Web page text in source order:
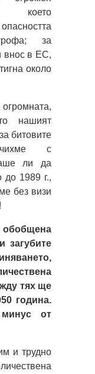
което
за
внос в ЕС,
около
нашият
битовите
с
ли да
до 1989 г.,
без визи
обобщена
загубите
тях ще
година.
от
и трудно